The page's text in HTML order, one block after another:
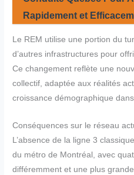
Rapidement et
Le REM utilise une portion du
d’autres infrastructures pour
Ce changement reflète une
collectif, adaptée aux réalités
croissance démographique
Conséquences sur le réseau
L’absence de la ligne 3
du métro de Montréal, avec
différemment et une plus